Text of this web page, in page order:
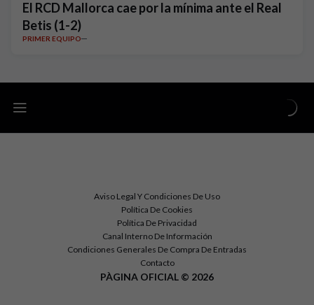
El RCD Mallorca cae por la mínima ante el Real
Betis (1-2)
PRIMER EQUIPO
Aviso Legal Y Condiciones De Uso
Política De Cookies
Política De Privacidad
Canal Interno De Información
Condiciones Generales De Compra De Entradas
Contacto
PÀGINA OFICIAL © 2026